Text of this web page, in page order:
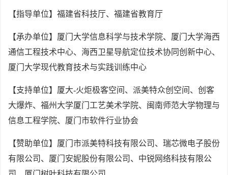
【指导单位】福建省科技厅、福建省教育厅
【承办单位】厦门大学信息科学与技术学院、厦门大学海西
通信工程技术中心、海西卫星导航定位技术协同创新中心、
厦门大学现代教育技术与实践训练中心
【支持单位】厦大-火炬极客空间、派美特众创空间、创客
大爆炸、福州大学厦门工艺美术学院、闽南师范大学物理与
信息工程学院、厦门市软件行业协会
【赞助单位】厦门市派美特科技有限公司、瑞芯微电子股份
有限公司、厦门安妮股份有限公司、中锐网络科技有限公